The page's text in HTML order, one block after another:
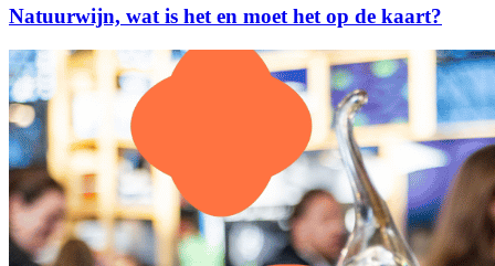
Natuurwijn, wat is het en moet het op de kaart?